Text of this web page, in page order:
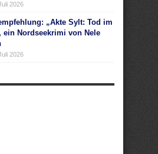
2026
„Akte Sylt: Tod im
ein Nordseekrimi von Nele
2026